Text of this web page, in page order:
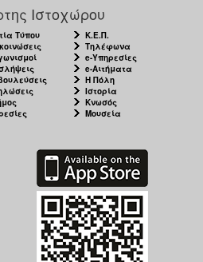
Ιστοχώρου
Τύπου
Κ.Ε.Π.
Τηλέφωνα
e-Υπηρεσίες
e-Αιτήματα
Η Πόλη
Ιστορία
Κνωσός
Μουσεία